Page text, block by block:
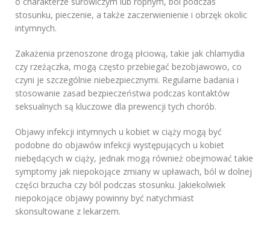
stosunku, pieczenie, a także zaczerwienienie i obrzęk okolic
intymnych.
Zakażenia przenoszone drogą płciową, takie jak chlamydia
czy rzeżączka, mogą często przebiegać bezobjawowo, co
czyni je szczególnie niebezpiecznymi. Regularne badania i
stosowanie zasad bezpieczeństwa podczas kontaktów
seksualnych są kluczowe dla prewencji tych chorób.
Objawy infekcji intymnych u kobiet w ciąży mogą być
podobne do objawów infekcji występujących u kobiet
niebędących w ciąży, jednak mogą również obejmować takie
symptomy jak niepokojące zmiany w upławach, ból w dolnej
części brzucha czy ból podczas stosunku. Jakiekolwiek
niepokojące objawy powinny być natychmiast
skonsultowane z lekarzem.